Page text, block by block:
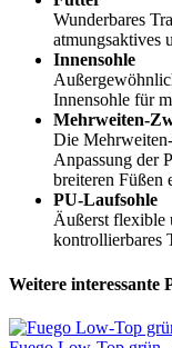
Wunderbares
atmungsaktives
Innensohle
Innensohle für
Mehrweiten-
Die
Anpassung der
breiteren Füßen
PU-Laufsohle
Äußerst flexible
kontrollierbares
Weitere interessante